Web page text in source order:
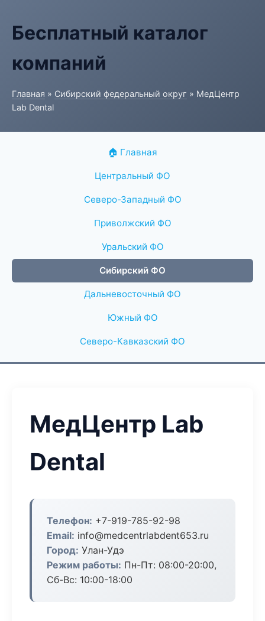
Бесплатный каталог
компаний
Главная » Сибирский федеральный округ » МедЦентр
Lab Dental
🏠 Главная
Центральный ФО
Северо-Западный ФО
Приволжский ФО
Уральский ФО
Сибирский ФО
Дальневосточный ФО
Южный ФО
Северо-Кавказский ФО
МедЦентр Lab
Dental
Телефон: +7-919-785-92-98
Email: info@medcentrlabdent653.ru
Город: Улан-Удэ
Режим работы: Пн-Пт: 08:00-20:00,
Сб-Вс: 10:00-18:00